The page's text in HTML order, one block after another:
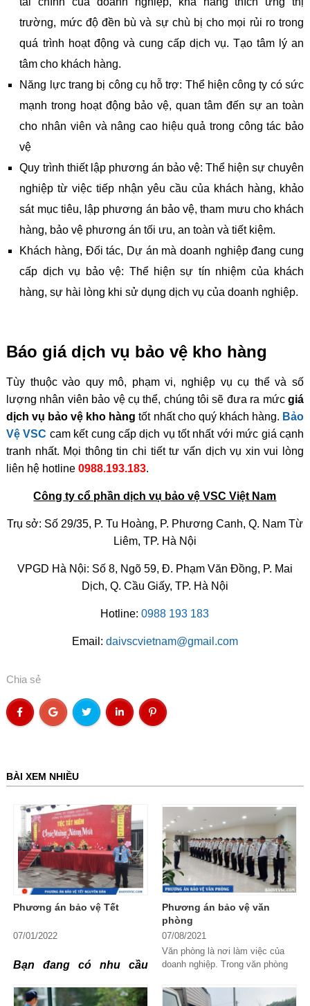
trường, mức độ đền bù và sự chù bị cho mọi rủi ro trong
quá trình hoạt động và cung cấp dịch vụ. Tạo tâm lý an
tâm cho khách hàng.
Năng lực trang bị công cụ hỗ trợ: Thể hiện công ty có sức
mạnh trong hoạt động bảo vệ, quan tâm đến sự an toàn
cho nhân viên và nâng cao hiệu quả trong công tác bảo
vệ
Quy trình thiết lập phương án bảo vệ: Thể hiện sự chuyên
nghiệp từ việc tiếp nhận yêu cầu của khách hàng, khảo
sát mục tiêu, lập phương án bảo vệ, tham mưu cho khách
hàng, bảo vệ phương án tối ưu, an toàn và tiết kiệm.
Khách hàng, Đối tác, Dự án mà doanh nghiệp đang cung
cấp dịch vụ bảo vệ: Thể hiện sự tín nhiệm của khách
hàng, sự hài lòng khi sử dụng dịch vụ của doanh nghiệp.
Báo giá dịch vụ bảo vệ kho hàng
Tùy thuộc vào quy mô, phạm vi, nghiệp vụ cụ thể và số
lượng nhân viên bảo vệ cụ thể, chúng tôi sẽ đưa ra mứcgiá
dịch vụ bảo vệ kho hàng tốt nhất cho quý khách hàng. Bảo
Vệ VSC cam kết cung cấp dịch vụ tốt nhất với mức giá cạnh
tranh nhất. Mọi thông tin chi tiết tư vấn dịch vụ xin vui lòng
liên hệ hotline 0988.193.183.
Công ty cổ phần dịch vụ bảo vệ VSC Việt Nam
Trụ sở: Số 29/35, P. Tu Hoàng, P. Phương Canh, Q. Nam Từ
Liêm, TP. Hà Nội
VPGD Hà Nội: Số 8, Ngõ 59, Đ. Phạm Văn Đồng, P. Mai
Dịch, Q. Cầu Giấy, TP. Hà Nội
Hotline:0988 193 183
Email: daivscvietnam@gmail.com
Chia sẻ
BÀI XEM NHIỀU
Phương án bảo vệ Tết
07/01/2022
Bạn đang có nhu cầu
bảo vệ tại sản trong dịp
Phương án bảo vệ văn
phòng
07/08/2021
Văn phòng là nơi làm việc của
doanh nghiệp. Trong văn phòng
sản của doanh nghiệp. Chính vì
vậy chủ doanh...